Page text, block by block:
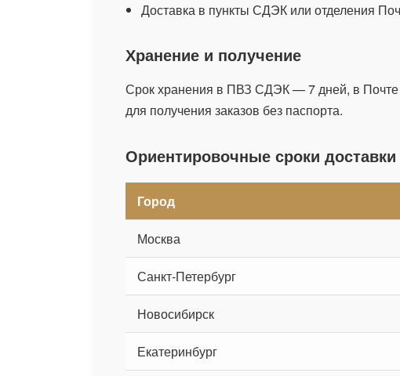
Доставка в пункты СДЭК или отделения
Хранение и получение
Срок хранения в ПВЗ СДЭК — 7 дней, в
для получения заказов без паспорта.
Ориентировочные сроки доставки
Город
Москва
Санкт-Петербург
Новосибирск
Екатеринбург